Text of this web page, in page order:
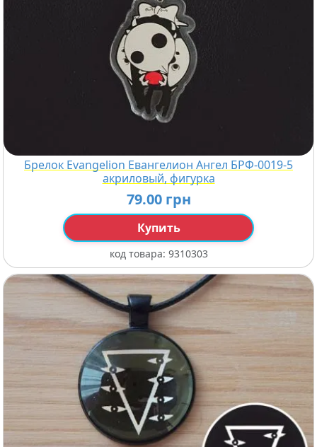
Брелок Evangelion Евангелион Ангел БРФ-0019-5
акриловый, фигурка
79.00 грн
Купить
код товара: 9310303